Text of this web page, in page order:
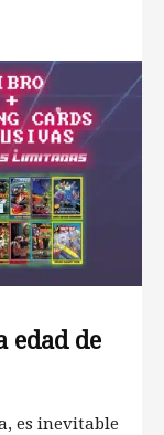
edad de
es inevitable